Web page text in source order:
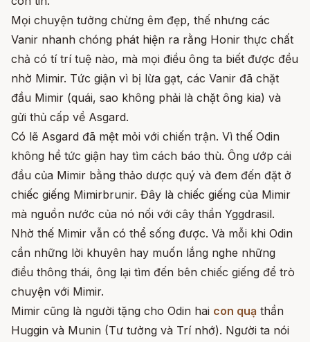
Mọi chuyện tưởng chừng êm đẹp, thế nhưng các
Vanir nhanh chóng phát hiện ra rằng Honir thực chất
chả có tí trí tuệ nào, mà mọi điều ông ta biết được đều
nhờ Mimir. Tức giận vì bị lừa gạt, các Vanir đã chặt
đầu Mimir (quái, sao không phải là chặt ông kia) và
gửi thủ cấp về Asgard.
Có lẽ Asgard đã mệt mỏi với chiến trận. Vì thế Odin
không hề tức giận hay tìm cách báo thù. Ông ướp cái
đầu của Mimir bằng thảo dược quý và đem đến đặt ở
chiếc giếng Mimirbrunir. Đây là chiếc giếng của Mimir
mà nguồn nước của nó nối với cây thần Yggdrasil.
Nhờ thế Mimir vẫn có thể sống được. Và mỗi khi Odin
cần những lời khuyên hay muốn lắng nghe những
điều thông thái, ông lại tìm đến bên chiếc giếng để trò
chuyện với Mimir.
Mimir cũng là người tặng cho Odin hai con quạ thần
Huggin và Munin (Tư tưởng và Trí nhớ). Người ta nói